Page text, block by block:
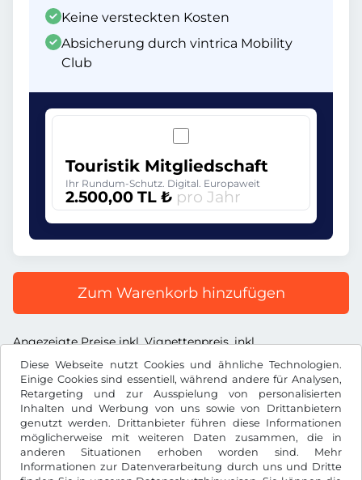
Diese Webseite nutzt Cookies und ähnliche Technologien.
Einige Cookies sind essentiell, während andere für Analysen,
Retargeting und zur Ausspielung von personalisierten
Inhalten und Werbung von uns sowie von Drittanbietern
genutzt werden. Drittanbieter führen diese Informationen
möglicherweise mit weiteren Daten zusammen, die in
anderen Situationen erhoben worden sind. Mehr
Informationen zur Datenverarbeitung durch uns und Dritte
Keine versteckten Kosten
Absicherung durch vintrica Mobility
Club
Touristik Mitgliedschaft
Ihr Rundum-Schutz. Digital. Europaweit
2.500,00 TL ₺ pro Jahr
Zum Warenkorb hinzufügen
Angezeigte Preise inkl. Vignettenpreis, inkl.
Dienstleistungsentgelt und inkl. der gesetzl. MwSt.
TL ₺TRY